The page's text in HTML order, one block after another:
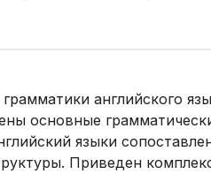
английского
основные
языки
Приведен